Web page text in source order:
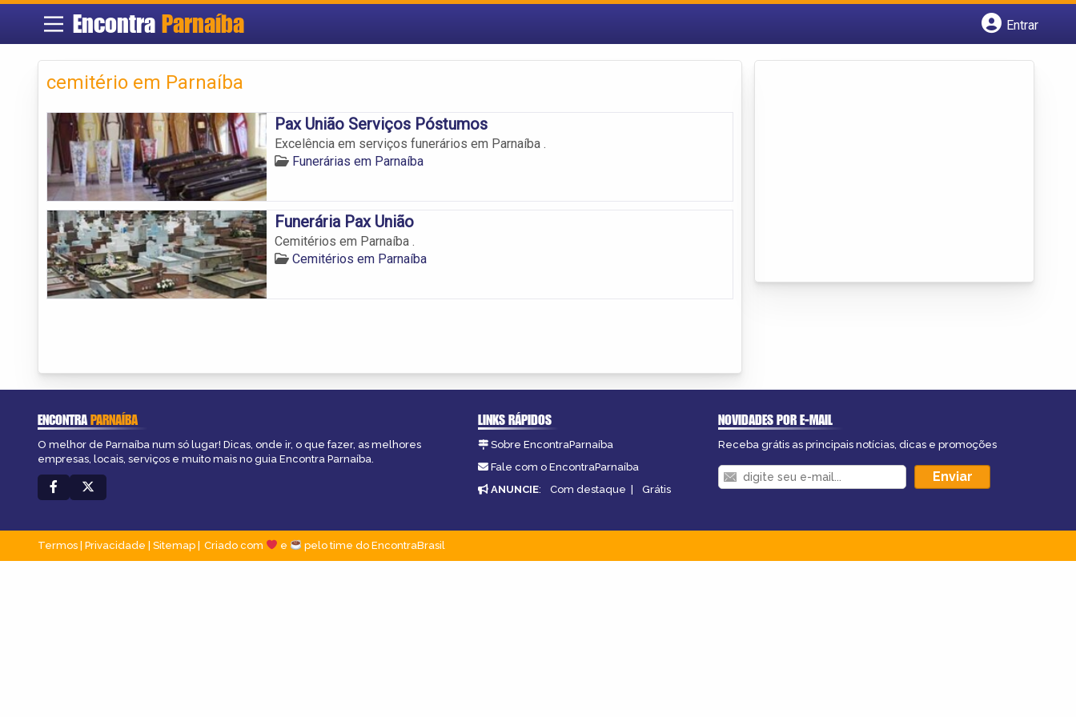
Encontra Parnaíba
Entrar
cemitério em Parnaíba
Pax União Serviços Póstumos
Excelência em serviços funerários em Parnaíba .
Funerárias em Parnaíba
Funerária Pax União
Cemitérios em Parnaíba .
Cemitérios em Parnaíba
ENCONTRAPARNAÍBA
O melhor de Parnaíba num só lugar! Dicas, onde ir, o que fazer, as melhores
empresas, locais, serviços e muito mais no guia Encontra Parnaíba.
LINKS RÁPIDOS
Sobre EncontraParnaíba
Fale com o EncontraParnaíba
ANUNCIE: Com destaque | Grátis
NOVIDADES POR E-MAIL
Receba grátis as principais notícias, dicas e promoções
Termos Privacidade Sitemap Criado com e pelo time do EncontraBrasil